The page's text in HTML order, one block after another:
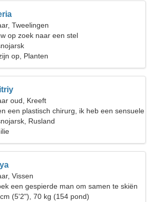
Tweelingen
op zoek naar een stel
op, Planten
oud, Kreeft
een plastisch chirurg, ik heb een sensuele
nodig Rusland
Vissen
een gespierde man om samen te skiën
(5'2"), 70 kg (154 pond)